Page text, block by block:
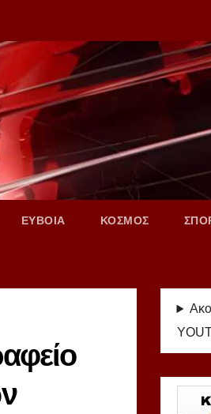
ΕΥΒΟΙΑ ΚΟΣΜΟΣ